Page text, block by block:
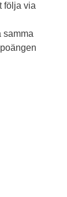
följa via
samma